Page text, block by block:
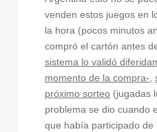
venden estos juegos en
la hora (pocos minutos
compró el cartón antes
sistema lo validó
momento de la compra-
próximo sorteo (jugadas
problema se dio cuando
que había participado de